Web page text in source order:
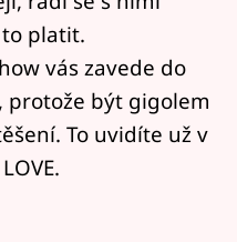
platit.
vás zavede do
protože být gigolem
To uvidíte už v